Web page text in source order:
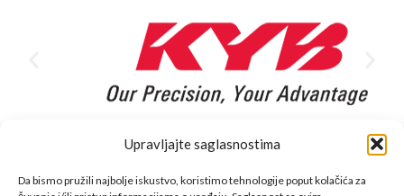
Upravljajte saglasnostima
Da bismo pružili najbolje iskustvo, koristimo tehnologije poput kolačića za